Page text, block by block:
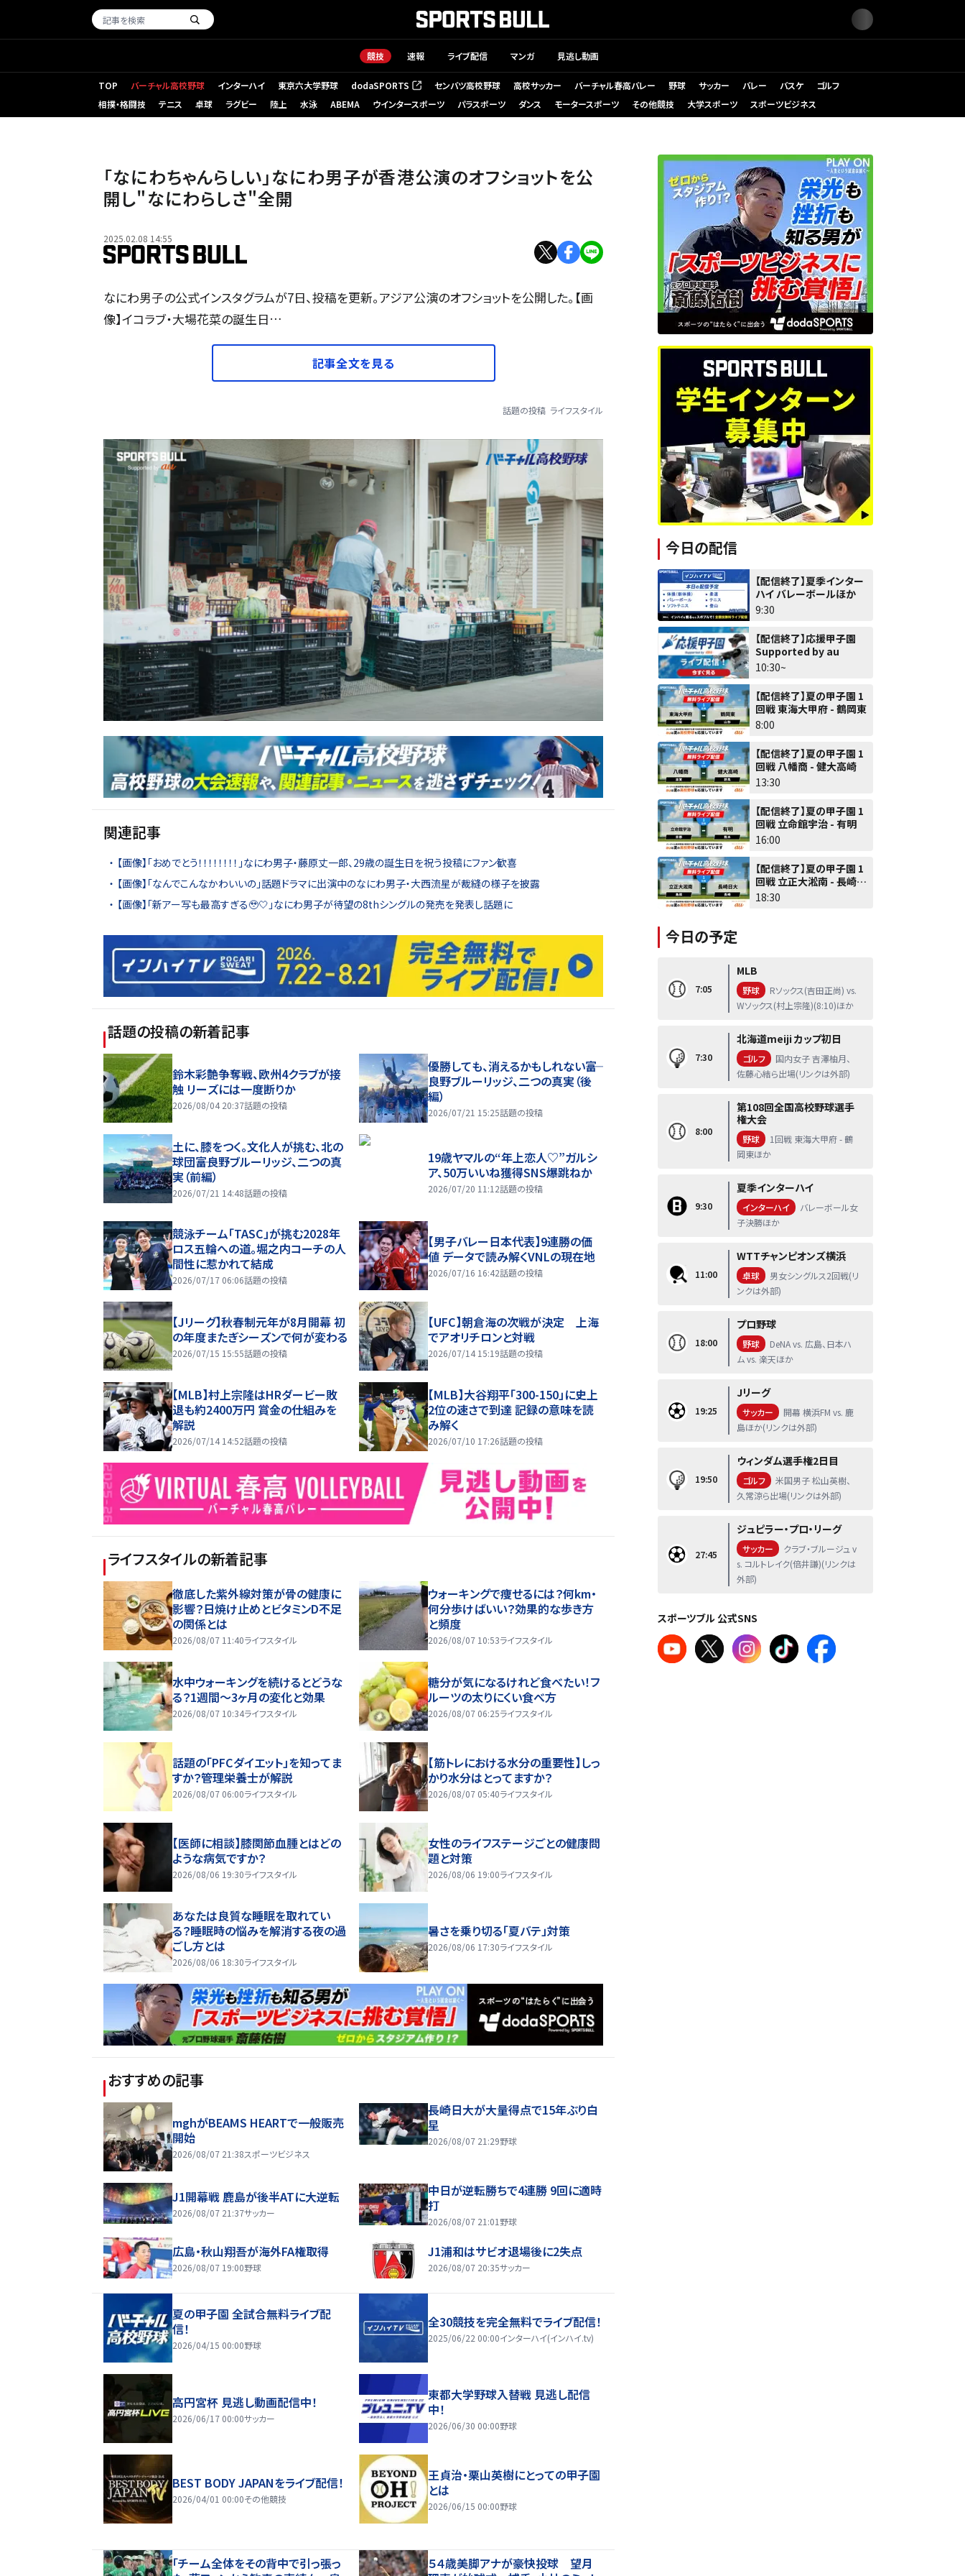
競技 速報 ライブ配信 マンガ 見逃し動画
TOP バーチャル高校野球 インターハイ 東京六大学野球 dodaSPORTS
（新しいタブで開く） センバツ高校野球 高校サッカー バーチャル春高バレー 野球 サッカー バレー バスケ
ゴルフ
相撲・格闘技
テニス 卓球 ラグビー 陸上 水泳 ABEMA ウインタースポーツ パラスポーツ ダンス モータースポーツ その他競技 大学スポーツ スポーツビジネス
「なにわちゃんらしい」なにわ男子が香港公演のオフショットを公
開し"なにわらしさ"全開
2025.02.08 14:55
なにわ男子の公式インスタグラムが7日、投稿を更新。アジア公演のオフショットを公開した。【画
像】イコラブ・大場花菜の誕生日…
記事全文を見る
話題の投稿 ライフスタイル
関連記事
【画像】「おめでとう！！！！！！！！」なにわ男子・藤原丈一郎、29歳の誕生日を祝う投稿にファン歓喜
【画像】「なんでこんなかわいいの」話題ドラマに出演中のなにわ男子・大西流星が裁縫の様子を披露
【画像】「新アー写も最高すぎる🥹🤍」なにわ男子が待望の8thシングルの発売を発表し話題に
話題の投稿の新着記事
鈴木彩艶争奪戦、欧州4クラブが接
触 リーズには一度断りか
2026/08/04 20:37話題の投稿
優勝しても、消えるかもしれない――富
良野ブルーリッジ、二つの真実（後
編）
2026/07/21 15:25話題の投稿
土に、膝をつく。文化人が挑む、北の
球団――富良野ブルーリッジ、二つの真
実（前編）
2026/07/21 14:48話題の投稿
19歳ヤマルの“年上恋人♡”ガルシ
ア、50万いいね獲得SNS爆跳ねか
2026/07/20 11:12話題の投稿
競泳チーム「TASC」が挑む2028年
ロス五輪への道。堀之内コーチの人
間性に惹かれて結成
2026/07/17 06:06話題の投稿
【男子バレー日本代表】9連勝の価
値 データで読み解くVNLの現在地
2026/07/16 16:42話題の投稿
【Jリーグ】秋春制元年が8月開幕 初
の年度またぎシーズンで何が変わる
2026/07/15 15:55話題の投稿
【UFC】朝倉海の次戦が決定 上海
でアオリチロンと対戦
2026/07/14 15:19話題の投稿
【MLB】村上宗隆はHRダービー敗
退も約2400万円 賞金の仕組みを
解説
2026/07/14 14:52話題の投稿
【MLB】大谷翔平「300-150」に史上
2位の速さで到達 記録の意味を読
み解く
2026/07/10 17:26話題の投稿
ライフスタイルの新着記事
徹底した紫外線対策が骨の健康に
影響？日焼け止めとビタミンD不足
の関係とは
2026/08/07 11:40ライフスタイル
ウォーキングで痩せるには？何km・
何分歩けばいい？効果的な歩き方
と頻度
2026/08/07 10:53ライフスタイル
水中ウォーキングを続けるとどうな
る？1週間～3ヶ月の変化と効果
2026/08/07 10:34ライフスタイル
糖分が気になるけれど食べたい！フ
ルーツの太りにくい食べ方
2026/08/07 06:25ライフスタイル
話題の「PFCダイエット」を知ってま
すか？管理栄養士が解説
2026/08/07 06:00ライフスタイル
【筋トレにおける水分の重要性】しっ
かり水分はとってますか？
2026/08/07 05:40ライフスタイル
【医師に相談】膝関節血腫とはどの
ような病気ですか？
2026/08/06 19:30ライフスタイル
女性のライフステージごとの健康問
題と対策
2026/08/06 19:00ライフスタイル
あなたは良質な睡眠を取れてい
る？睡眠時の悩みを解消する夜の過
ごし方とは
2026/08/06 18:30ライフスタイル
暑さを乗り切る「夏バテ」対策
2026/08/06 17:30ライフスタイル
おすすめの記事
mghがBEAMS HEARTで一般販売
開始
2026/08/07 21:38スポーツビジネス
長崎日大が大量得点で15年ぶり白
星
2026/08/07 21:29野球
J1開幕戦 鹿島が後半ATに大逆転
2026/08/07 21:37サッカー
中日が逆転勝ちで4連勝 9回に適時
打
2026/08/07 21:01 野球
広島・秋山翔吾が海外FA権取得
2026/08/07 19:00野球
J1浦和はサビオ退場後に2失点
2026/08/07 20:35サッカー
夏の甲子園 全試合無料ライブ配
信！
2026/04/15 00:00野球
全30競技を完全無料でライブ配信！
2025/06/22 00:00インターハイ(インハイ.tv)
高円宮杯 見逃し動画配信中！
2026/06/17 00:00サッカー
東都大学野球入替戦 見逃し配信
中！
2026/06/30 00:00野球
BEST BODY JAPANをライブ配信！
2026/04/01 00:00その他競技
王貞治・栗山英樹にとっての甲子園
とは
2026/06/15 00:00野球
「チーム全体をその背中で引っ張っ
５４歳美脚アナが豪快投球 望月
今日の配信
【配信終了】夏季インター
ハイ バレーボールほか
9:30
【配信終了】応援甲子園
Supported by au
10:30~
【配信終了】夏の甲子園 1
回戦 東海大甲府 - 鶴岡東
8:00
【配信終了】夏の甲子園 1
回戦 八幡商 - 健大高崎
13:30
【配信終了】夏の甲子園 1
回戦 立命館宇治 - 有明
16:00
【配信終了】夏の甲子園 1
回戦 立正大淞南 - 長崎日
大
18:30
今日の予定
7:05
MLB
野球
Rソックス(吉田正尚) vs.
Wソックス(村上宗隆)(8:10)ほか
7:30
北海道meiji カップ初日
ゴルフ
国内女子 吉澤柚月、
佐藤心結ら出場(リンクは外部)
8:00
第108回全国高校野球選手
権大会
野球
1回戦 東海大甲府 - 鶴
岡東ほか
9:30
夏季インターハイ
インターハイ
バレーボール女
子決勝ほか
11:00
WTTチャンピオンズ横浜
卓球
男女シングルス2回戦(リ
ンクは外部)
18:00
プロ野球
野球
DeNA vs. 広島、日本ハ
ム vs. 楽天ほか
19:25
Jリーグ
サッカー
開幕 横浜FM vs. 鹿
島ほか(リンクは外部)
19:50
ウィンダム選手権2日目
ゴルフ
米国男子 松山英樹、
久常涼ら出場(リンクは外部)
27:45
ジュピラー・プロ・リーグ
サッカー
クラブ・ブルージュ v
s. コルトレイク(倍井謙)(リンクは
外部)
スポーツブル 公式SNS